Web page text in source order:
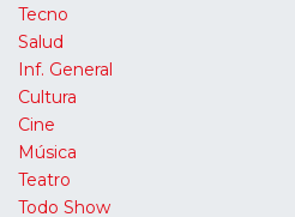
Tecno
Salud
Inf. General
Cultura
Cine
Música
Teatro
Todo Show